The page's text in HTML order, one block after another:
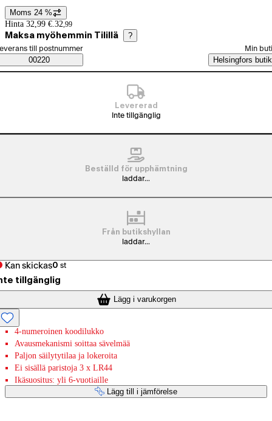
Prisinformation
Moms 24 %
Hinta 32,99 €. 32,99
Maksa myöhemmin Tilillä ?
Saatavuustiedot
beställningssätt
till postnummer
00220
Min
Helsingfors butik
Levererad
Inte tillgänglig
Beställd för upphämtning
laddar...
Från butikshyllan
laddar...
Kan skickas0 st
tillgänglig
Lägg i varukorgen
4-numeroinen koodilukko
Avausmekanismi soittaa sävelmää
Paljon säilytytilaa ja lokeroita
Ei sisällä paristoja 3 x LR44
Ikäsuositus: yli 6-vuotiaille
Lägg till i jämförelse